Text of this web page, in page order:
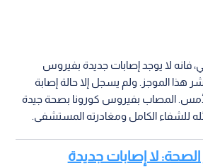
فانه لا يوجد إصابات جديدة بفيروس
هذا الموجز. ولم يسجل إلا حالة إصابة
المصاب بفيروس كورونا بصحة جيدة
للشفاء الكامل ومغادرته المستشفى.
الصحة: لا إصابات جديدة